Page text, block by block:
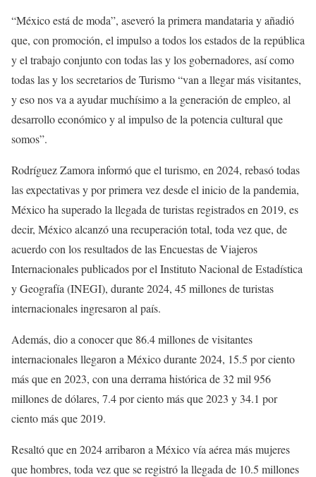
“México está de moda”, aseveró la primera mandataria y añadió
que, con promoción, el impulso a todos los estados de la república
y el trabajo conjunto con todas las y los gobernadores, así como
todas las y los secretarios de Turismo “van a llegar más visitantes,
y eso nos va a ayudar muchísimo a la generación de empleo, al
desarrollo económico y al impulso de la potencia cultural que
somos”.
Rodríguez Zamora informó que el turismo, en 2024, rebasó todas
las expectativas y por primera vez desde el inicio de la pandemia,
México ha superado la llegada de turistas registrados en 2019, es
decir, México alcanzó una recuperación total, toda vez que, de
acuerdo con los resultados de las Encuestas de Viajeros
Internacionales publicados por el Instituto Nacional de Estadística
y Geografía (INEGI), durante 2024, 45 millones de turistas
internacionales ingresaron al país.
Además, dio a conocer que 86.4 millones de visitantes
internacionales llegaron a México durante 2024, 15.5 por ciento
más que en 2023, con una derrama histórica de 32 mil 956
millones de dólares, 7.4 por ciento más que 2023 y 34.1 por
ciento más que 2019.
Resaltó que en 2024 arribaron a México vía aérea más mujeres
que hombres, toda vez que se registró la llegada de 10.5 millones